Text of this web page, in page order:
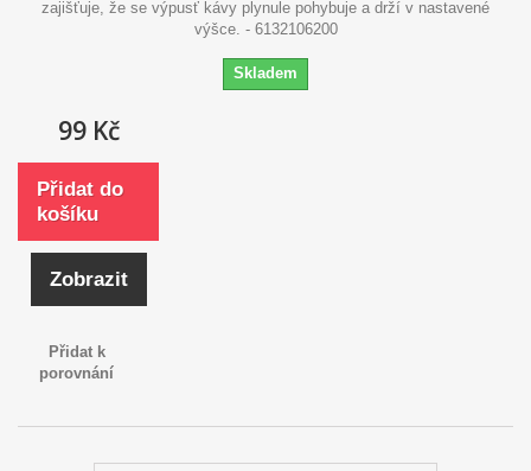
zajišťuje, že se výpusť kávy plynule pohybuje a drží v nastavené
výšce. - 6132106200
Skladem
99 Kč
Přidat do
košíku
Zobrazit
Přidat k
porovnání